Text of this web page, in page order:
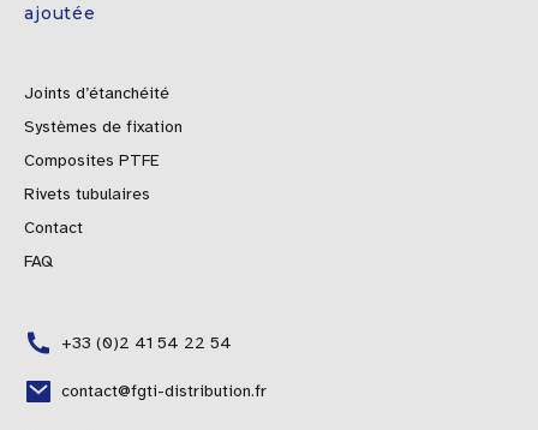
ajoutée
Joints d’étanchéité
Systèmes de fixation
Composites PTFE
Rivets tubulaires
Contact
FAQ
+33 (0)2 41 54 22 54
contact@fgti-distribution.fr